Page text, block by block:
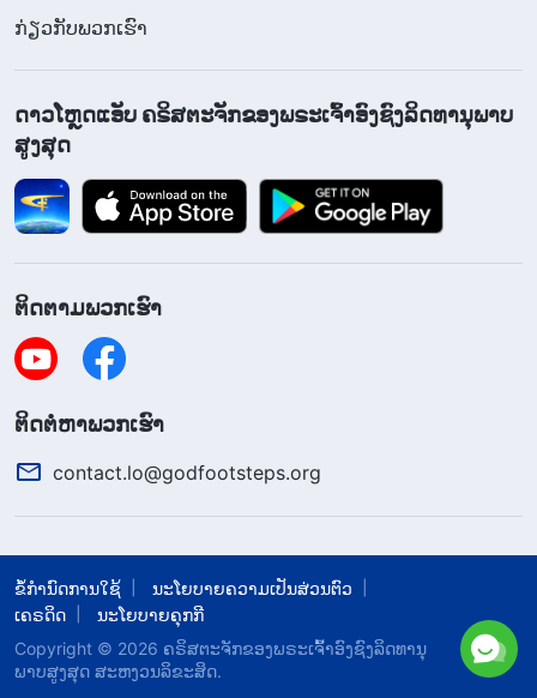
“ພຣະເມຊີອາ” ແລະ ເບິ່ງຄືກັບຄົນປົກກະຕິ, ພວກເຂົາກໍ
ສະແຫວງຫາ ຫຼື ສືບຄົ້ນຫາມັນ, ແຕ່ກ່າວຫາວ່າພຣະອົງ
ໝິ່ນປະໝາດ ແລະ ເຖິງກັບຄຶງພຣະອົງເທິງໄມ້ກາງແຂນ.
ພວກເຂົາຖືກສາບແຊ່ງ ແລະ ຖືກລົງໂທດໂດຍພຣະເຈົ້າ.
ພຣະເຈົ້າທີ່ບັງເກີດເປັນມະນຸດຖືກສະແດງຜ່ານການກ່າວ
ຄວາມຈິງ, ສະນັ້ນ ບໍ່ວ່າບຸດມະນຸດຈະກ່າວຄວາມຈິງຫຼາຍສໍ່າ
ພວກເຂົາຈະບໍ່ຍອມຮັບວ່າພຣະອົງເປັນພຣະເຈົ້າ. ພວກເຂົາ
ກຳນົດວ່າພຣະອົງເປັນມະນຸດ; ພວກເຂົາແນ່ນອນແທ້ໆ
ກ່ຽວກັບສິ່ງນີ້ ແລະ ປະຕິເສດທີ່ຈະເຊື່ອ. ຜົນຕາມມາກໍຄື
ພວກເຂົາພາດໂອກາດທີ່ຈະໄດ້ຮັບຄວາມລອດພົ້ນຂອງ
ພຣະເຈົ້າ ແລະ ຈົບລົງໂດຍການຖືກລົງໂທດ ແລະ ຖືກ
ສາບແຊ່ງ. ນັ້ນບໍ່ແມ່ນຄວາມໂງ່ຈ້າ ແລະ ການບໍ່ມີຄວາມຮູ້
ຂອງມະນຸດບໍ? ແລ້ວໃນຕອນນີ້ ເຖິງແມ່ນວ່າຫຼາຍຄົນໃນໂລກ
ກ່ຽວກັບພວກເຮົາ
ດາວໂຫຼດແອັບ ຄຣິສຕະຈັກຂອງພຣະເຈົ້າອົງຊົງລິດທານຸພາບ
ສູງສຸດ
ຕິດຕາມພວກເຮົາ
​ຕິດ​ຕໍ່​ຫາ​ພວກ​ເຮົາ
contact.lo@godfootsteps.org
ຂໍ້ກຳນົດການໃຊ້
ນະໂຍບາຍຄວາມເປັນສ່ວນຕົວ
ເຄຣດິດ
ນະໂຍບາຍຄຸກກີ
Copyright © 2026 ​ຄຣິສຕະຈັກຂອງພຣະເຈົ້າອົງຊົງລິດທານຸ
ພາບສູງສຸດ ສະຫງວນລິຂະສິດ.